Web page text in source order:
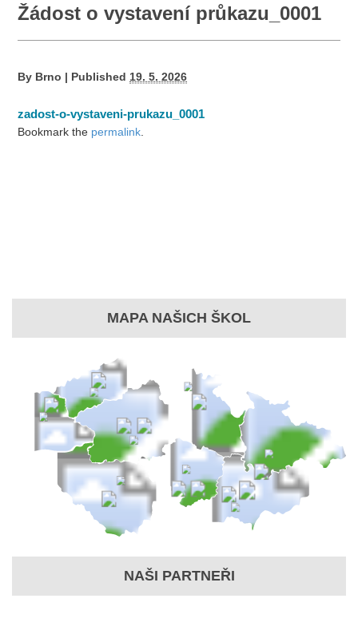
Žádost o vystavení průkazu_0001
By Brno | Published 19. 5. 2026
zadost-o-vystaveni-prukazu_0001
Bookmark the permalink.
MAPA NAŠICH ŠKOL
NAŠI PARTNEŘI